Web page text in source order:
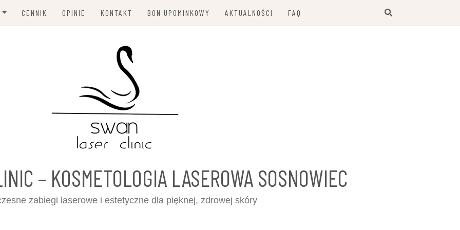
TATUAŻU I
PERMANENTNEGO
CENNIK OPINIE KONTAKT BON UPOMINKOWY AKTUALNOŚCI FAQ
– KOSMETOLOGIA LASEROWA SOSNOWIEC
zabiegi laserowe i estetyczne dla pięknej, zdrowej skóry